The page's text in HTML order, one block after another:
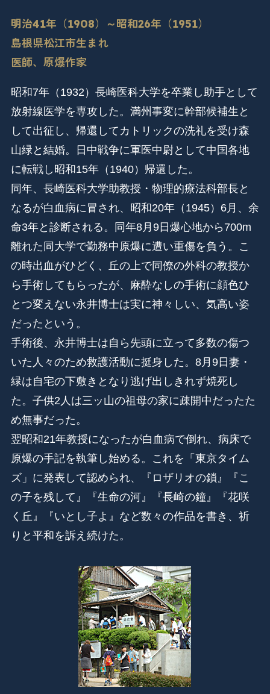
明治41年（1908）～昭和26年（1951）
島根県松江市生まれ
医師、原爆作家
昭和7年（1932）長崎医科大学を卒業し助手として
放射線医学を専攻した。満州事変に幹部候補生と
して出征し、帰還してカトリックの洗礼を受け森
山緑と結婚。日中戦争に軍医中尉として中国各地
に転戦し昭和15年（1940）帰還した。
同年、長崎医科大学助教授・物理的療法科部長と
なるが白血病に冒され、昭和20年（1945）6月、余
命3年と診断される。同年8月9日爆心地から700m
離れた同大学で勤務中原爆に遭い重傷を負う。こ
の時出血がひどく、丘の上で同僚の外科の教授か
ら手術してもらったが、麻酔なしの手術に顔色ひ
とつ変えない永井博士は実に神々しい、気高い姿
だったという。
手術後、永井博士は自ら先頭に立って多数の傷つ
いた人々のため救護活動に挺身した。8月9日妻・
緑は自宅の下敷きとなり逃げ出しきれず焼死し
た。子供2人は三ッ山の祖母の家に疎開中だったた
め無事だった。
翌昭和21年教授になったが白血病で倒れ、病床で
原爆の手記を執筆し始める。これを「東京タイム
ズ」に発表して認められ、『ロザリオの鎖』『こ
の子を残して』『生命の河』『長崎の鐘』『花咲
く丘』『いとし子よ』など数々の作品を書き、祈
りと平和を訴え続けた。